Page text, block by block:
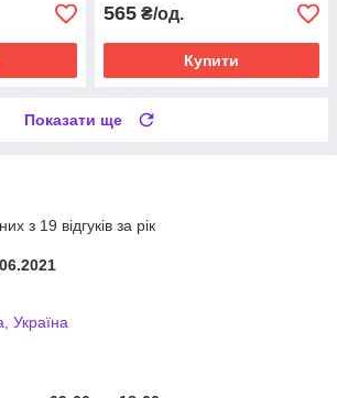
565 ₴/од.
Купити
Показати ще
з 19 відгуків за рік
Україна